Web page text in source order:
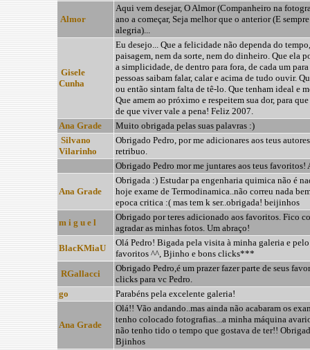
Almor
Aqui vem desejar, O Almor (Companheiro na
ano a começar, Seja melhor que o anterior (E
alegria)...
Gisele
Cunha
Eu desejo... Que a felicidade não dependa do
paisagem, nem da sorte, nem do dinheiro. Que ela
a simplicidade, de dentro para fora, de cada um
pessoas saibam falar, calar e acima de tudo ouvir.
ou então sintam falta de tê-lo. Que tenham ideal e
Que amem ao próximo e respeitem sua dor, para
de que viver vale a pena! Feliz 2007.
Ana Grade
Muito obrigada pelas suas palavras :)
Silvano
Vilarinho
Obrigado Pedro, por me adicionares aos teus
retribuo.
Obrigado Pedro mor me juntares aos teus favoritos!
Ana Grade
Obrigada :) Estudar pa engenharia quimica não é
hoje exame de Termodinamica..não correu nada
epoca critica :( mas tem k ser..obrigada! beijinhos
m i g u e l
Obrigado por teres adicionado aos favoritos. Fico
agradar as minhas fotos. Um abraço!
BlacKMiaU
Olá Pedro! Bigada pela visita à minha galeria e pelo
favoritos ^^, Bjinho e bons clicks***
RGallacci
Obrigado Pedro,é um prazer fazer parte de seus
clicks para vc Pedro.
go
Parabéns pela excelente galeria!
Ana Grade
Olá!! Vão andando..mas ainda não acabaram os
tenho colocado fotografias...a minha máquina
não tenho tido o tempo que gostava de ter!!
Bjinhos